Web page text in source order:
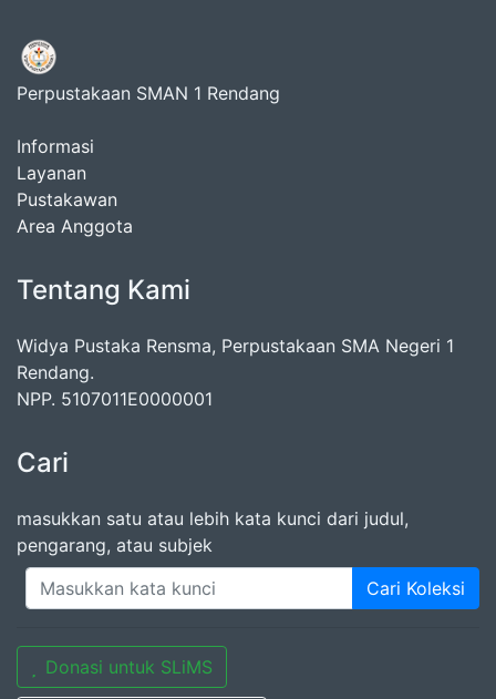
Perpustakaan SMAN 1 Rendang
Informasi
Layanan
Pustakawan
Area Anggota
Tentang Kami
Widya Pustaka Rensma, Perpustakaan SMA Negeri 1
Rendang.
NPP. 5107011E0000001
Cari
masukkan satu atau lebih kata kunci dari judul,
pengarang, atau subjek
Cari Koleksi
Donasi untuk SLiMS